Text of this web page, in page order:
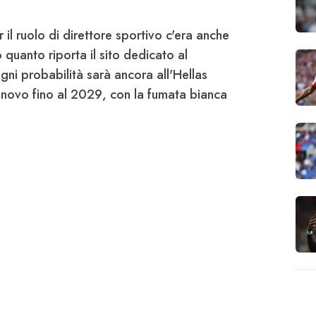
il ruolo di direttore sportivo c'era anche
quanto riporta il sito dedicato al
probabilità sarà ancora all'Hellas
fino al 2029, con la fumata bianca